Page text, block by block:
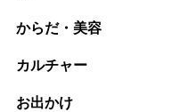
からだ・美容
カルチャー
お出かけ